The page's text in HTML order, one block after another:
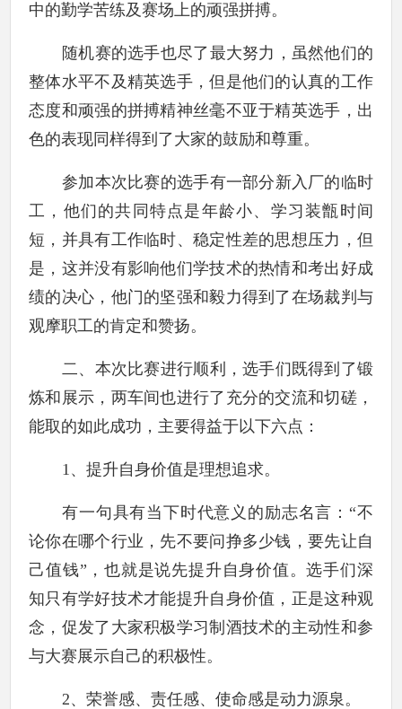
中的勤学苦练及赛场上的顽强拼搏。
随机赛的选手也尽了最大努力，虽然他们的
整体水平不及精英选手，但是他们的认真的工作
态度和顽强的拼搏精神丝毫不亚于精英选手，出
色的表现同样得到了大家的鼓励和尊重。
参加本次比赛的选手有一部分新入厂的临时
工，他们的共同特点是年龄小、学习装甑时间
短，并具有工作临时、稳定性差的思想压力，但
是，这并没有影响他们学技术的热情和考出好成
绩的决心，他门的坚强和毅力得到了在场裁判与
观摩职工的肯定和赞扬。
二、本次比赛进行顺利，选手们既得到了锻
炼和展示，两车间也进行了充分的交流和切磋，
能取的如此成功，主要得益于以下六点：
1、提升自身价值是理想追求。
有一句具有当下时代意义的励志名言：“不
论你在哪个行业，先不要问挣多少钱，要先让自
己值钱”，也就是说先提升自身价值。选手们深
知只有学好技术才能提升自身价值，正是这种观
念，促发了大家积极学习制酒技术的主动性和参
与大赛展示自己的积极性。
2、荣誉感、责任感、使命感是动力源泉。